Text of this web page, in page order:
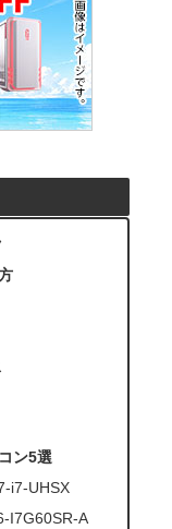
ン5選
i7-UHSX
I7G60SR-A